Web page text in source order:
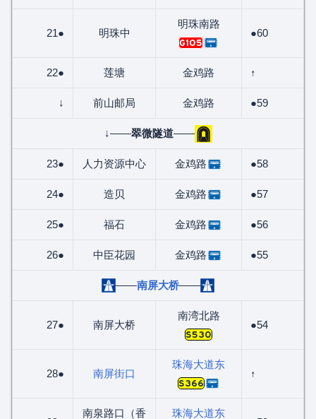
21● 明珠中
明珠南路
G105
●60
22● 莲塘 金鸡路 ↑
↓ 前山邮局 金鸡路 ●59
↓——翠微隧道——
23● 人力资源中心 金鸡路 ●58
24● 造贝 金鸡路 ●57
25● 福石 金鸡路 ●56
26● 中臣花园 金鸡路 ●55
——南屏大桥——
27● 南屏大桥
南湾北路
S530
●54
28● 南屏街口
珠海大道东
S366
↑
南泉路口（香 珠海大道东